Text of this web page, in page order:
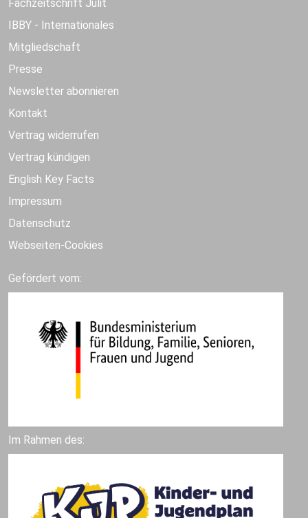
Fachzeitschrift Julit
IBBY - Internationales
Mitgliedschaft
Presse
Newsletter abonnieren
Kontakt
Vertrag widerrufen
Vertrag kündigen
English Key Facts
Impressum
Datenschutz
Webseiten-Cookies
Gefördert vom:
Im Rahmen des: